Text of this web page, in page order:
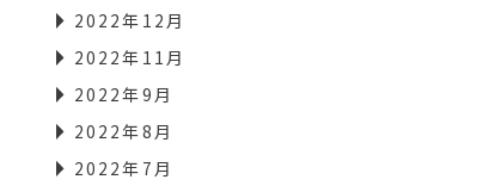
2022年12月
2022年11月
2022年9月
2022年8月
2022年7月